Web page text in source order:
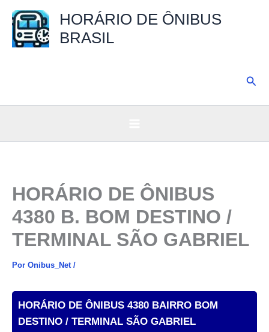
para
HORÁRIO DE ÔNIBUS
BRASIL
HORÁRIO DE ÔNIBUS
4380 B. BOM DESTINO /
TERMINAL SÃO GABRIEL
Por Onibus_Net /
HORÁRIO DE ÔNIBUS 4380 BAIRRO BOM
DESTINO / TERMINAL SÃO GABRIEL